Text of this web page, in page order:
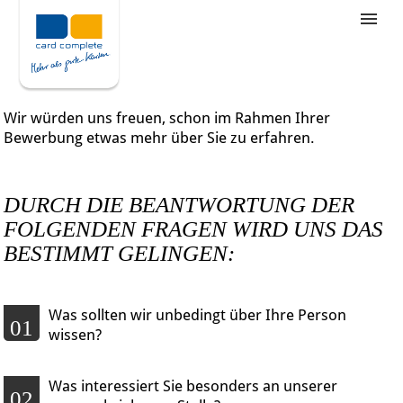
Stellenangebote
Unternehmensziele
Was wir bieten
Wir würden uns freuen, schon im Rahmen Ihrer
Bewerbung etwas mehr über Sie zu erfahren.
DURCH DIE BEANTWORTUNG DER
FOLGENDEN FRAGEN WIRD UNS DAS
BESTIMMT GELINGEN:
01
Was sollten wir unbedingt über Ihre Person
wissen?
Was interessiert Sie besonders an unserer